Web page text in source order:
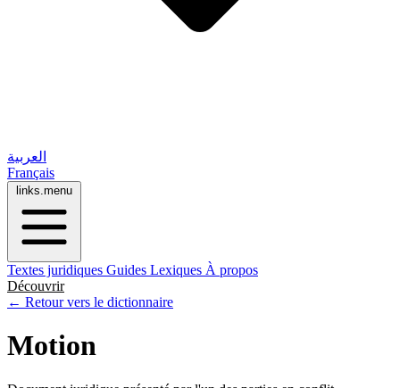
العربية
Français
links.menu
Textes juridiques Guides Lexiques À propos
Découvrir
← Retour vers le dictionnaire
Motion